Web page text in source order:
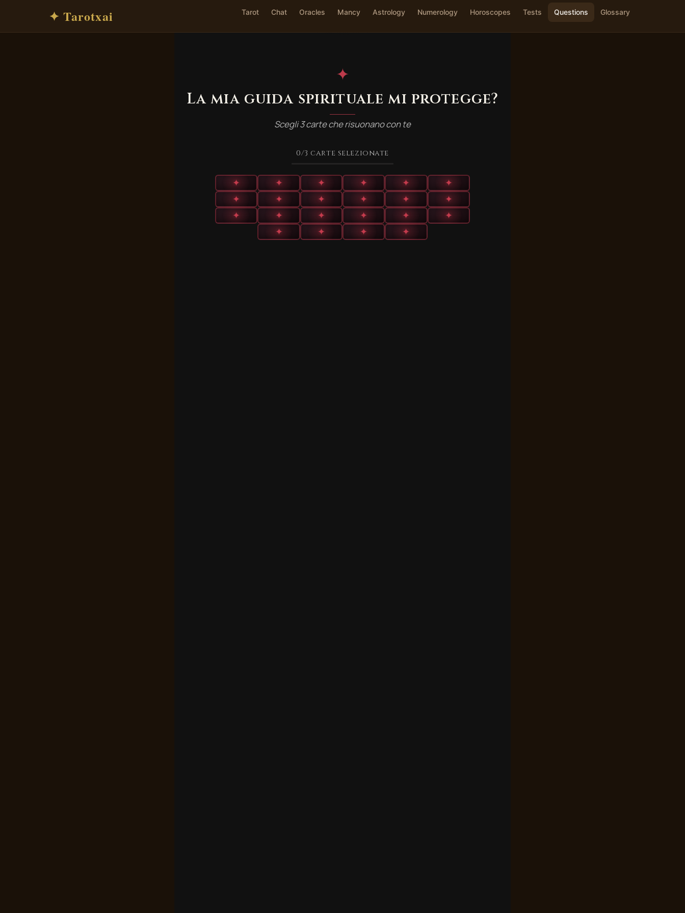
✦ Tarotxai Tarot Chat Oracles Mancy Astrology Numerology Horoscopes Tests Questions Glossary
✦
La mia guida spirituale mi protegge?
Scegli 3 carte che risuonano con te
0/3 carte selezionate
✦ ✦ ✦ ✦ ✦
✦
✦
✦ ✦ ✦ ✦
✦
✦
✦ ✦ ✦ ✦
✦
✦
✦ ✦ ✦